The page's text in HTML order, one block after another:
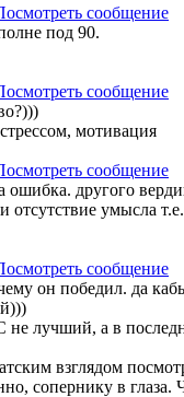
под 90.
мотивация
другого
отсутствие умысла
он победил. да
не лучший, а в
взглядом
сопернику в глаза.